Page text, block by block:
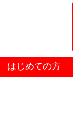
はじめての方